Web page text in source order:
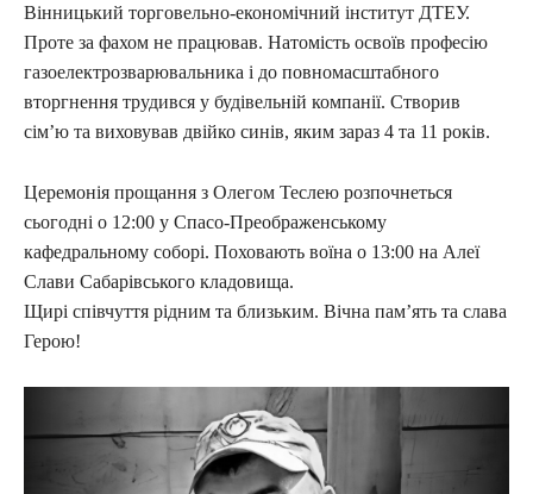
Вінницький торговельно-економічний інститут ДТЕУ.
Проте за фахом не працював. Натомість освоїв професію
газоелектрозварювальника і до повномасштабного
вторгнення трудився у будівельній компанії. Створив
сім’ю та виховував двійко синів, яким зараз 4 та 11 років.
Церемонія прощання з Олегом Теслею розпочнеться
сьогодні о 12:00 у Спасо-Преображенському
кафедральному соборі. Поховають воїна о 13:00 на Алеї
Слави Сабарівського кладовища.
Щирі співчуття рідним та близьким. Вічна пам’ять та слава
Герою!